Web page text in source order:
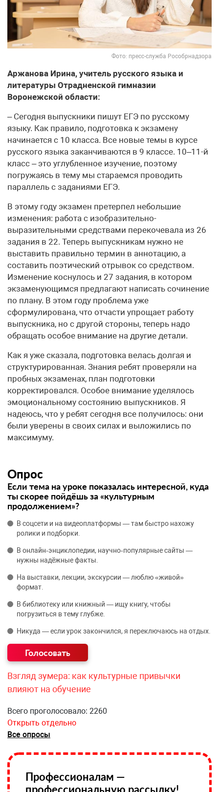
Фото: пресс-служба Рособрнадзора
Аржанова Ирина, учитель русского языка и
литературы Отрадненской гимназии
Воронежской области:
– Сегодня выпускники пишут ЕГЭ по русскому
языку. Как правило, подготовка к экзамену
начинается с 10 класса. Все новые темы в курсе
русского языка заканчиваются в 9 классе. 10–11-й
класс – это углубленное изучение, поэтому
погружаясь в тему мы стараемся проводить
параллель с заданиями ЕГЭ.
В этому году экзамен претерпел небольшие
изменения: работа с изобразительно-
выразительными средствами перекочевала из 26
задания в 22. Теперь выпускникам нужно не
выставить правильно термин в аннотацию, а
составить поэтический отрывок со средством.
Изменение коснулось и 27 задания, в котором
экзаменующимся предлагают написать сочинение
по плану. В этом году проблема уже
сформулирована, что отчасти упрощает работу
выпускника, но с другой стороны, теперь надо
обращать особое внимание на другие детали.
Как я уже сказала, подготовка велась долгая и
структурированная. Знания ребят проверяли на
пробных экзаменах, план подготовки
корректировался. Особое внимание уделялось
эмоциональному состоянию выпускников. Я
надеюсь, что у ребят сегодня все получилось: они
были уверены в своих силах и выложились по
максимуму.
Опрос
Если тема на уроке показалась интересной, куда
ты скорее пойдёшь за «культурным
продолжением»?
В соцсети и на видеоплатформы — там быстро нахожу
ролики и подборки.
В онлайн‑энциклопедии, научно‑популярные сайты —
нужны надёжные факты.
На выставки, лекции, экскурсии — люблю «живой»
формат.
В библиотеку или книжный — ищу книгу, чтобы
погрузиться в тему глубже.
Никуда — если урок закончился, я переключаюсь на отдых.
Взгляд зумера: как культурные привычки
влияют на обучение
Всего проголосовало: 2260
Открыть отдельно
Все опросы
Профессионалам —
профессиональную рассылку!